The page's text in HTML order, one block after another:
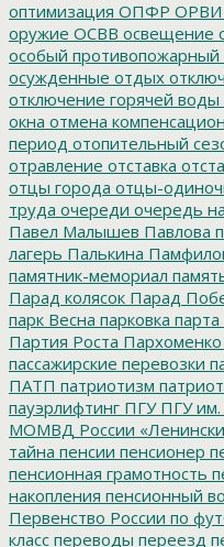
оптимизация ОПФР ОРВИ
оружие ОСВВ освещение
особый
осужденные отдых
отключение горячей воды
окна отмена
период отопительный
отравление отставка
отцы города отцы-
труда очереди очередь
Павел Малышев Павлова
лагерь Палькина
памятник-мемориал
Парад колясок Парад
парк Весна парковка
Партия Роста Пархоменко
пассажирские перевозки
ПАТП патриотизм
пауэрлифтинг ПГУПГУ им.
МОМВД России
тайна пенсии пенсионер
пенсионная грамотность
накопления пенсионный
Первенство России по
класс переводы переезд